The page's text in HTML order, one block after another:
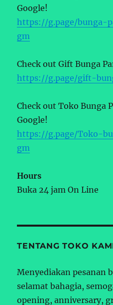
Google!
https://g.page/bunga-
gm
Check out Gift Bunga
https://g.page/gift-
Check out Toko Bunga
Google!
https://g.page/Toko-
gm
Hours
Buka 24 jam On Line
TENTANG TOKO
Menyediakan pesanan
selamat bahagia,
opening, anniversary,